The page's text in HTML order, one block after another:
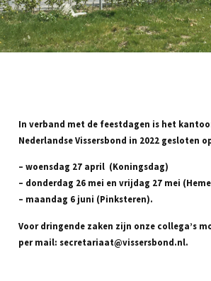
In verband met de feestdagen is het
Nederlandse Vissersbond in 2022 gesloten
– woensdag 27 april (Koningsdag)
– donderdag 26 mei en vrijdag 27 mei
– maandag 6 juni (Pinksteren).
Voor dringende zaken zijn onze collega’s
per mail: secretariaat@vissersbond.nl.